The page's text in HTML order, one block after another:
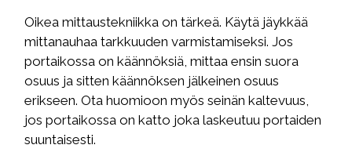
Oikea mittaustekniikka on tärkeä. Käytä jäykkää
mittanauhaa tarkkuuden varmistamiseksi. Jos
portaikossa on käännöksiä, mittaa ensin suora
osuus ja sitten käännöksen jälkeinen osuus
erikseen. Ota huomioon myös seinän kaltevuus,
jos portaikossa on katto joka laskeutuu portaiden
suuntaisesti.